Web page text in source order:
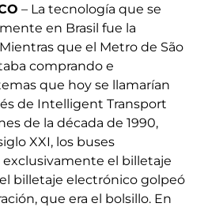
– La tecnología que se
en Brasil fue la
que el Metro de São
comprando e
que hoy se llamarían
de Intelligent Transport
de la década de 1990,
XXI, los buses
el billetaje
billetaje electrónico golpeó
que era el bolsillo. En